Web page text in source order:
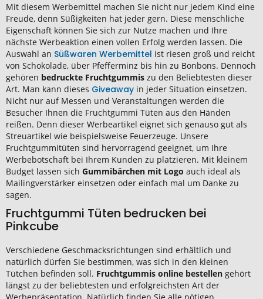
Mit diesem Werbemittel machen Sie nicht nur jedem Kind eine
Freude, denn Süßigkeiten hat jeder gern. Diese menschliche
Eigenschaft können Sie sich zur Nutze machen und Ihre
nächste Werbeaktion einen vollen Erfolg werden lassen. Die
Auswahl an Süßwaren Werbemittel ist riesen groß und reicht
von Schokolade, über Pfefferminz bis hin zu Bonbons. Dennoch
gehören bedruckte Fruchtgummis zu den Beliebtesten dieser
Art. Man kann dieses Giveaway in jeder Situation einsetzen.
Nicht nur auf Messen und Veranstaltungen werden die
Besucher Ihnen die Fruchtgummi Tüten aus den Händen
reißen. Denn dieser Werbeartikel eignet sich genauso gut als
Streuartikel wie beispielsweise Feuerzeuge. Unsere
Fruchtgummitüten sind hervorragend geeignet, um Ihre
Werbebotschaft bei Ihrem Kunden zu platzieren. Mit kleinem
Budget lassen sich Gummibärchen mit Logo auch ideal als
Mailingverstärker einsetzen oder einfach mal um Danke zu
sagen.
Fruchtgummi Tüten bedrucken bei
Pinkcube
Verschiedene Geschmacksrichtungen sind erhältlich und
natürlich dürfen Sie bestimmen, was sich in den kleinen
Tütchen befinden soll. Fruchtgummis online bestellen gehört
längst zu der beliebtesten und erfolgreichsten Art der